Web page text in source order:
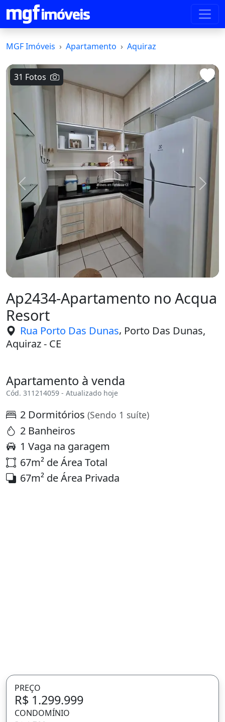
MGF Imóveis Apartamento Aquiraz
31 Fotos
Voltar
Ap2434-Apartamento no Acqua
Resort
Rua Porto Das Dunas, Porto Das Dunas,
Aquiraz - CE
Apartamento à venda
Cód. 311214059 - Atualizado hoje
2 Dormitórios (Sendo 1 suíte)
2 Banheiros
1 Vaga na garagem
67m² de Área Total
67m² de Área Privada
PREÇO
R$ 1.299.999
CONDOMÍNIO